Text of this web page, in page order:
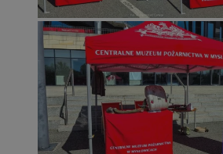
Funkcjonalność